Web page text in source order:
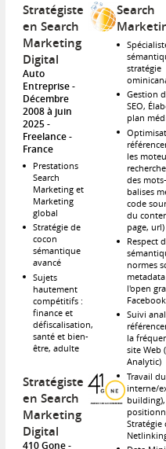
Stratégiste
en Search
Marketing
Digital
Auto
Entreprise
Décembre
2008 à juin
2025
Freelance
France
Prestations
Search
Marketing et
Marketing
global
Stratégie de
cocon
sémantique
avancé
Sujets
hautement
compétitifs :
finance et
défiscalisation,
santé et bien-
être, adulte
Stratégiste
en Search
Marketing
Digital
410 Gone
Search
stratégie
Gestion
SEO,
plan
les
des
balises
code
du
page, url)
Respect
normes
l'open
Suivi
la
site Web
Analytic)
Travail
interne/
Stratégie